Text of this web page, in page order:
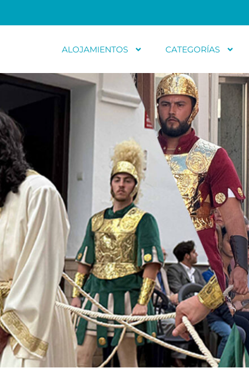
ALOJAMIENTOS CATEGORÍAS